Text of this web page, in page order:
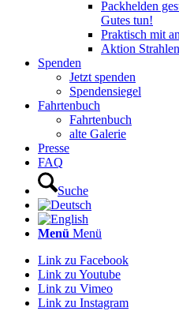
Packhelden
Gutes tun!
Praktisch mit
Aktion
Spenden
Jetzt spenden
Spendensiegel
Fahrtenbuch
Fahrtenbuch
alte Galerie
Presse
FAQ
Suche
Menü Menü
Link zu Facebook
Link zu Youtube
Link zu Vimeo
Link zu Instagram